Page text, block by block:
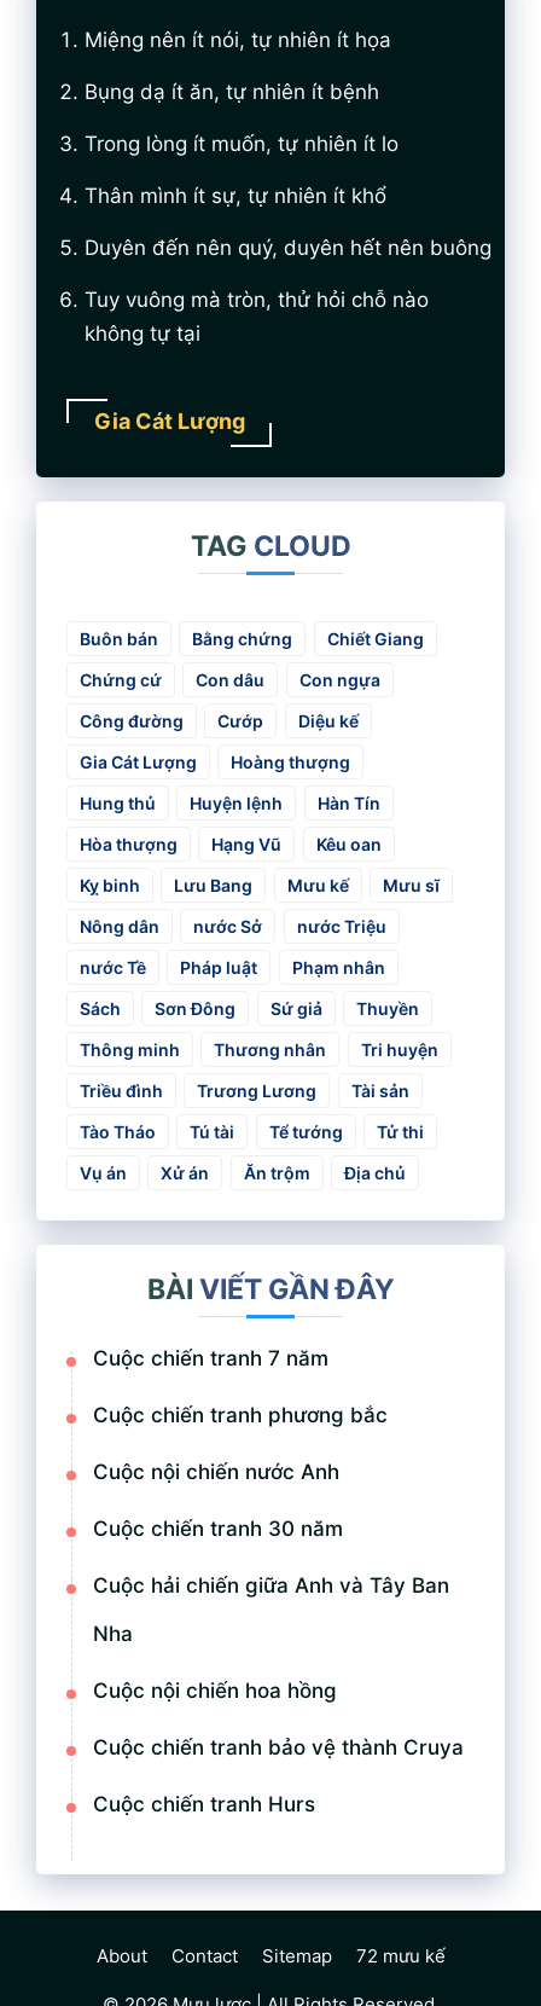
Miệng nên ít nói, tự nhiên ít họa
Bụng dạ ít ăn, tự nhiên ít bệnh
Trong lòng ít muốn, tự nhiên ít lo
Thân mình ít sự, tự nhiên ít khổ
Duyên đến nên quý, duyên hết nên buông
Tuy vuông mà tròn, thử hỏi chỗ nào
không tự tại
Gia Cát Lượng
TAG CLOUD
Buôn bán Bằng chứng
Chiết Giang
Chứng cứ
Con dâu
Con ngựa
Công đường
Cướp
Diệu kế
Gia Cát Lượng
Hoàng thượng
Hung thủ
Huyện lệnh
Hàn Tín
Hòa thượng
Hạng Vũ
Kêu oan
Kỵ binh
Lưu Bang Mưu kế
Mưu sĩ
Nông dân
nước Sở
nước Triệu
nước Tề
Pháp luật
Phạm nhân
Sách
Sơn Đông Sứ giả
Thuyền
Thông minh
Thương nhân
Tri huyện
Triều đình
Trương Lương
Tài sản
Tào Tháo
Tú tài Tể tướng
Tử thi
Vụ án
Xử án Ăn trộm Địa chủ
BÀI VIẾT GẦN ĐÂY
Cuộc chiến tranh 7 năm
Cuộc chiến tranh phương bắc
Cuộc nội chiến nước Anh
Cuộc chiến tranh 30 năm
Cuộc hải chiến giữa Anh và Tây Ban
Nha
Cuộc nội chiến hoa hồng
Cuộc chiến tranh bảo vệ thành Cruya
Cuộc chiến tranh Hurs
About Contact Sitemap 72 mưu kế